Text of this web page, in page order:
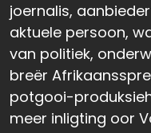
joernalis,
aktuele persoon,
van politiek,
breër
potgooi-
meer inligting oor